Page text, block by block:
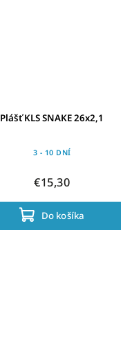
Plášť KLS SNAKE 26x2,1
3 - 10 DNÍ
€15,30
Do košíka